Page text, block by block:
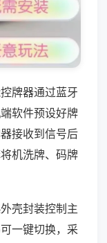
牌器通过蓝牙
软件预设好牌
接收到信号后
机洗牌、码牌
壳封装控制主
一键切换，采